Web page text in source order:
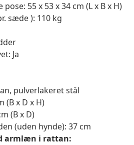
55 x 53 x 34 cm (L x B x H)
sæde ): 110 kg
Ja
pulverlakeret stål
(B x D x H)
(B x D)
(uden hynde): 37 cm
armlæn i rattan: